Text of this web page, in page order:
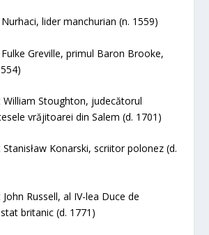
lider manchurian (n. 1559)
Greville, primul Baron Brooke,
William Stoughton, judecătorul
vrăjitoarei din Salem (d. 1701)
Stanisław Konarski, scriitor polonez (d.
Russell, al IV-lea Duce de
britanic (d. 1771)